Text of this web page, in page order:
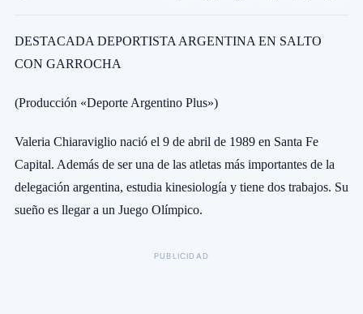
DESTACADA DEPORTISTA ARGENTINA EN SALTO
CON GARROCHA
(Producción «Deporte Argentino Plus»)
Valeria Chiaraviglio nació el 9 de abril de 1989 en Santa Fe
Capital. Además de ser una de las atletas más importantes de la
delegación argentina, estudia kinesiología y tiene dos trabajos. Su
sueño es llegar a un Juego Olímpico.
PUBLICIDAD